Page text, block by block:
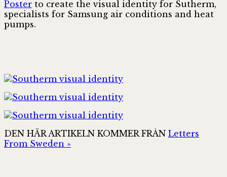
Poster to create the visual identity for Sutherm,
specialists for Samsung air conditions and heat
pumps.
DEN HÄR ARTIKELN KOMMER FRÅN Letters
From Sweden »